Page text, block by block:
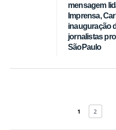
mensagem
Imprensa,
inauguração
jornalistas
SãoPaulo
1 2